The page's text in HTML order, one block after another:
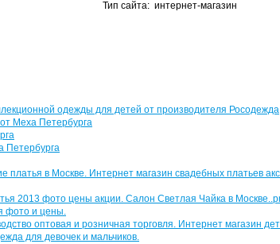
Тип сайта: интернет-магазин